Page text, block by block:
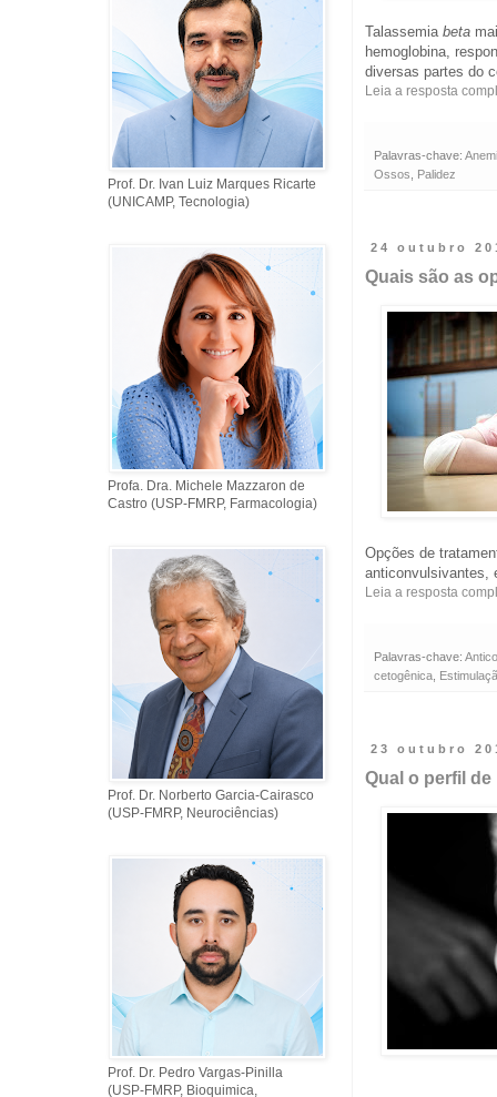
Talassemiabeta
hemoglobina,
diversas partes do
Leia a resposta
Palavras-chave:
Ossos
Palidez
24 outubro
Quais são as
Opções de
anticonvulsivantes,
Leia a resposta
Palavras-chave:
cetogênica
23 outubro
Qual o perfil
Prof. Dr. Ivan Luiz Marques Ricarte
(UNICAMP, Tecnologia)
Profa. Dra. Michele Mazzaron de
Castro (USP-FMRP, Farmacologia)
Prof. Dr. Norberto Garcia-Cairasco
(USP-FMRP, Neurociências)
Prof. Dr. Pedro Vargas-Pinilla
(USP-FMRP, Bioquimica,